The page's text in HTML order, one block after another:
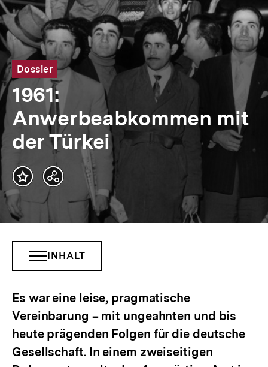
Dossier
1961:
Anwerbeabkommen mit
der Türkei
Teilen
Optionen
anzeigen
INHALTSNAVIGATION
ÖFFNEN
INHALT
Es war eine leise, pragmatische
Vereinbarung – mit ungeahnten und bis
heute prägenden Folgen für die deutsche
Gesellschaft. In einem zweiseitigen